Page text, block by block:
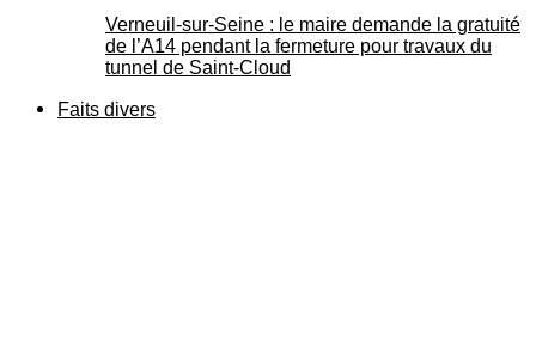
Verneuil-sur-Seine : le maire demande la gratuité
de l’A14 pendant la fermeture pour travaux du
tunnel de Saint-Cloud
Faits divers